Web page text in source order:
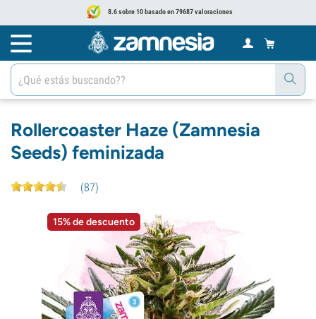
8.6 sobre 10 basado en 79687 valoraciones
Rollercoaster Haze (Zamnesia
Seeds) feminizada
(87)
15% de descuento